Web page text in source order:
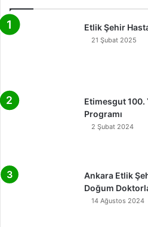
Etlik Şehir
21 Şubat 2025
Etimesgut 100.
Programı
2 Şubat 2024
Ankara Etlik
Doğum
14 Ağustos 2024